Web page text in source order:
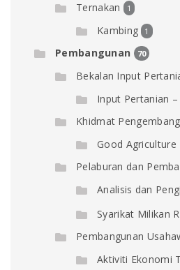
Ternakan 1
Kambing 1
Pembangunan 70
Bekalan Input
Input Pertanian
Khidmat
Good Agriculture
Pelaburan dan
Analisis dan
Syarikat Milikan
Pembangunan
Aktiviti Ekonomi